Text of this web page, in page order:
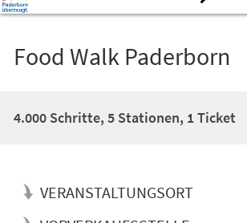
Food Walk Paderborn
4.000 Schritte, 5 Stationen, 1 Ticket
VERANSTALTUNGSORT